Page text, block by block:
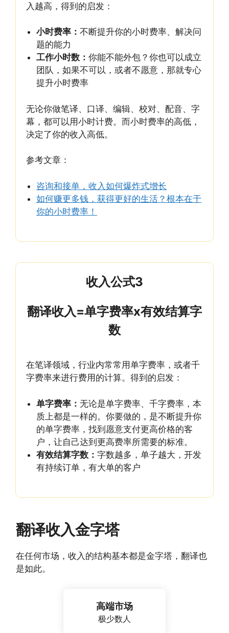
入越高，得到的启发：
小时费率： 不断提升你的小时费率、解决问
题的能力
工作小时数： 你能不能外包？你也可以成立
团队，如果不可以，或者不愿意，那就专心
提升小时费率
无论你做笔译、口译、编辑、校对、配音、字
幕，都可以用小时计费。而小时费率的高低，
决定了你的收入高低。
参考文章：
咨询和接单，收入如何爆炸式增长
如何赚更多钱，获得更好的生活？根本在于
你的小时费率！
收入公式3
翻译收入=单字费率x有效结算字
数
在笔译领域，行业内常常用单字费率，或者千
字费率来进行费用的计算。得到的启发：
单字费率： 无论是单字费率、千字费率，本
质上都是一样的。你要做的，是不断提升你
的单字费率，找到愿意支付更高价格的客
户，让自己达到更高费率所需要的标准。
有效结算字数： 字数越多，单子越大，开发
有持续订单，有大单的客户
翻译收入金字塔
在任何市场，收入的结构基本都是金字塔，翻译也
是如此。
高端市场
极少数人